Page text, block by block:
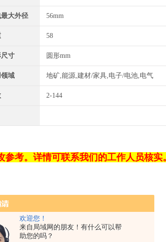
欢迎您！
来自局域网的朋友！有什么可以帮
助您的吗？
大外径 56mm
58
寸 圆形mm
域 地矿,能源,建材/家具,电子/电池,电气
2-144
考。详情可联系我们的工作人员核实